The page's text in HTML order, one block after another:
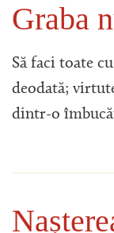
Graba
Să faci toate
deodată;
dintr-o